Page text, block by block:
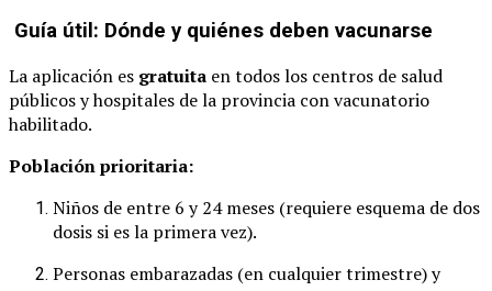
Guía útil: Dónde y quiénes deben vacunarse
La aplicación es gratuita en todos los centros de salud
públicos y hospitales de la provincia con vacunatorio
habilitado.
Población prioritaria:
Niños de entre 6 y 24 meses (requiere esquema de dos
dosis si es la primera vez).
Personas embarazadas (en cualquier trimestre) y